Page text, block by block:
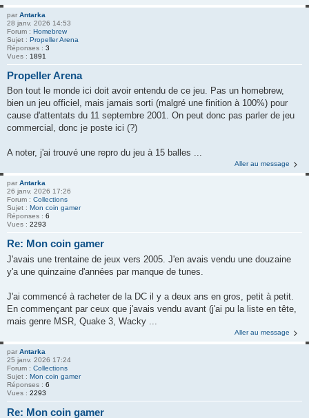
par Antarka
28 janv. 2026 14:53
Forum : Homebrew
Sujet : Propeller Arena
Réponses : 3
Vues : 1891
Propeller Arena
Bon tout le monde ici doit avoir entendu de ce jeu. Pas un homebrew,
bien un jeu officiel, mais jamais sorti (malgré une finition à 100%) pour
cause d'attentats du 11 septembre 2001. On peut donc pas parler de jeu
commercial, donc je poste ici (?)
A noter, j'ai trouvé une repro du jeu à 15 balles ...
Aller au message
par Antarka
26 janv. 2026 17:26
Forum : Collections
Sujet : Mon coin gamer
Réponses : 6
Vues : 2293
Re: Mon coin gamer
J'avais une trentaine de jeux vers 2005. J'en avais vendu une douzaine
y'a une quinzaine d'années par manque de tunes.
J'ai commencé à racheter de la DC il y a deux ans en gros, petit à petit.
En commençant par ceux que j'avais vendu avant (j'ai pu la liste en tête,
mais genre MSR, Quake 3, Wacky ...
Aller au message
par Antarka
25 janv. 2026 17:24
Forum : Collections
Sujet : Mon coin gamer
Réponses : 6
Vues : 2293
Re: Mon coin gamer